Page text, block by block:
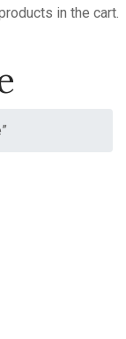
in the cart.